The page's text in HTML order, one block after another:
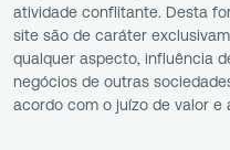
atividade conflitante. Desta
site são de caráter
qualquer aspecto, influência
negócios de outras
acordo com o juízo de valor